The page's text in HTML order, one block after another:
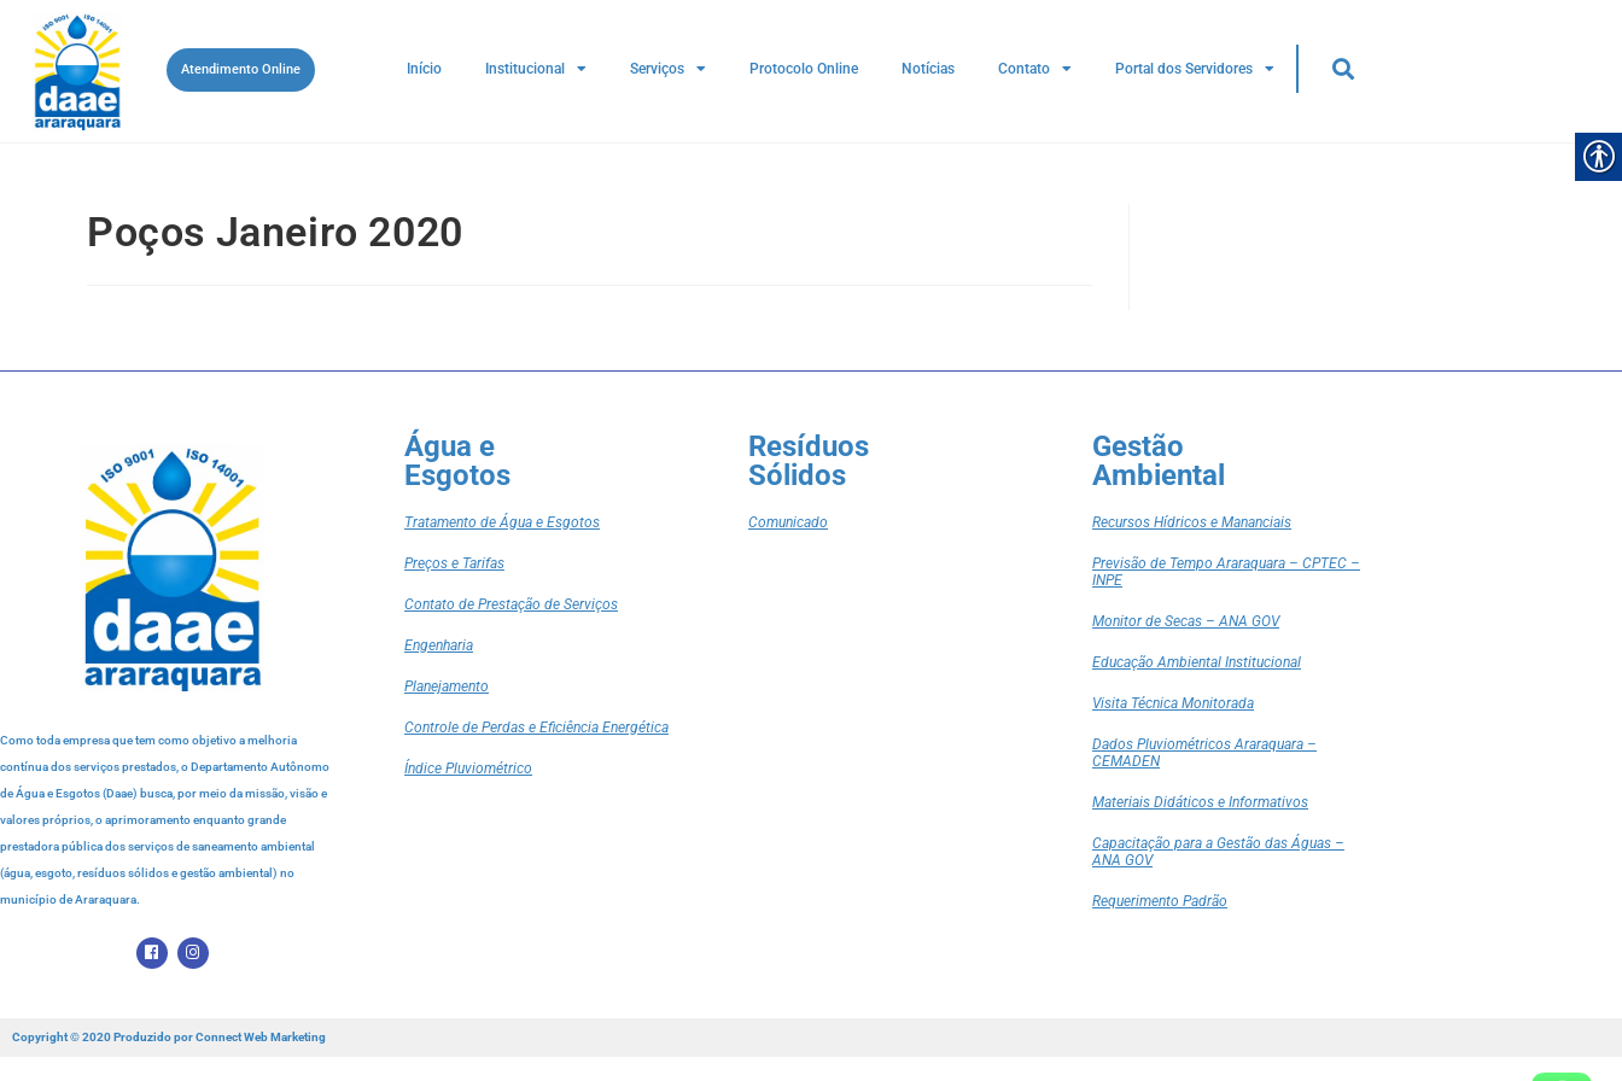
Atendimento Online Início Institucional Serviços Protocolo Online Notícias Contato Portal dos Servidores
Poços Janeiro 2020
Como toda empresa que tem como objetivo a melhoria
contínua dos serviços prestados, o Departamento Autônomo
de Água e Esgotos (Daae) busca, por meio da missão, visão e
valores próprios, o aprimoramento enquanto grande
prestadora pública dos serviços de saneamento ambiental
(água, esgoto, resíduos sólidos e gestão ambiental) no
município de Araraquara.
Água e
Esgotos
Tratamento de Água e Esgotos
Preços e Tarifas
Contato de Prestação de Serviços
Engenharia
Planejamento
Controle de Perdas e Eficiência Energética
Índice Pluviométrico
Resíduos
Sólidos
Comunicado
Gestão
Ambiental
Recursos Hídricos e Mananciais
Previsão de Tempo Araraquara – CPTEC –
INPE
Monitor de Secas – ANA GOV
Educação Ambiental Institucional
Visita Técnica Monitorada
Dados Pluviométricos Araraquara –
CEMADEN
Materiais Didáticos e Informativos
Capacitação para a Gestão das Águas –
ANA GOV
Requerimento Padrão
Copyright © 2020 Produzido porConnect Web Marketing